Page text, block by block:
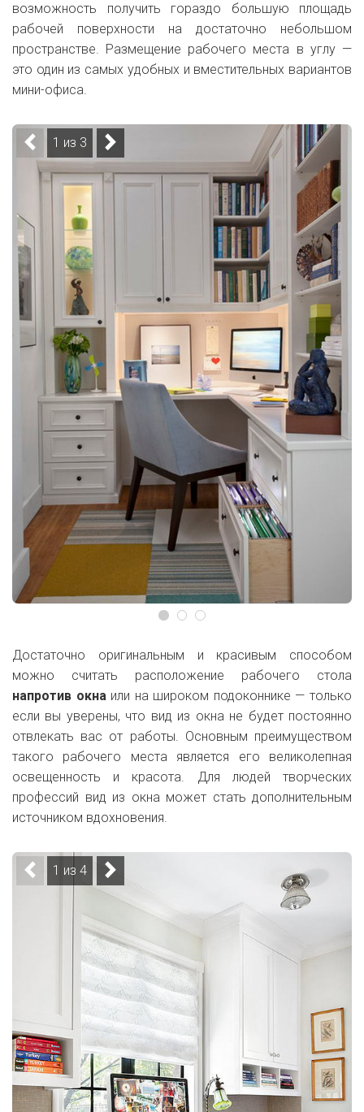
возможность получить гораздо большую площадь
рабочей поверхности на достаточно небольшом
пространстве. Размещение рабочего места в углу —
это один из самых удобных и вместительных вариантов
мини-офиса.
1 из 3
Достаточно оригинальным и красивым способом
можно считать расположение рабочего стола
напротив окна или на широком подоконнике — только
если вы уверены, что вид из окна не будет постоянно
отвлекать вас от работы. Основным преимуществом
такого рабочего места является его великолепная
освещенность и красота. Для людей творческих
профессий вид из окна может стать дополнительным
источником вдохновения.
1 из 4